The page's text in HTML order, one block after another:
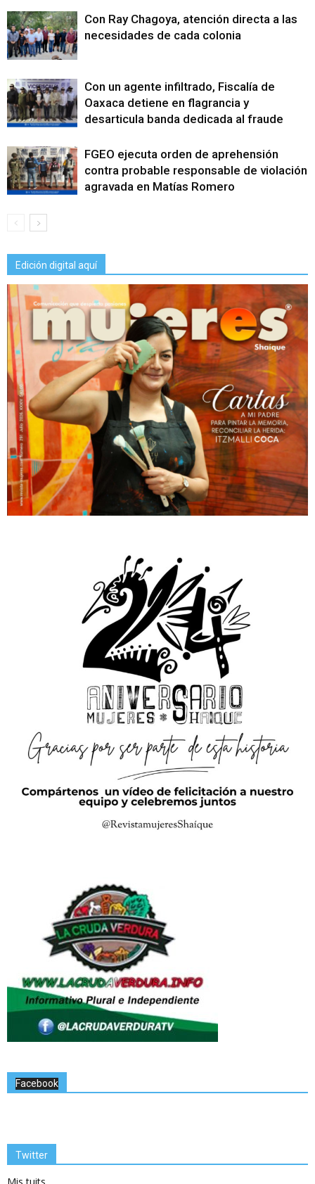
Con Ray Chagoya, atención directa a las
necesidades de cada colonia
Con un agente infiltrado, Fiscalía de
Oaxaca detiene en flagrancia y
desarticula banda dedicada al fraude
FGEO ejecuta orden de aprehensión
contra probable responsable de violación
agravada en Matías Romero
Edición digital aquí
Facebook
Twitter